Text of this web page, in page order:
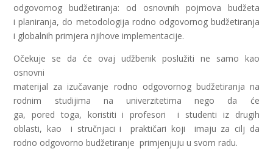
odgovornog budžetiranja: od osnovnih pojmova budžeta
i planiranja, do metodologija rodno odgovornog budžetiranja
i globalnih primjera njihove implementacije.
Očekuje se da će ovaj udžbenik poslužiti ne samo kao
osnovni
materijal za izučavanje rodno odgovornog budžetiranja na
rodnim studijima na univerzitetima nego da će
ga, pored toga, koristiti i profesori i studenti iz drugih
oblasti, kao i stručnjaci i praktičari koji imaju za cilj da
rodno odgovorno budžetiranje primjenjuju u svom radu.